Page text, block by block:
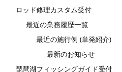
ロッド修理カスタム受付
最近の業務履歴一覧
最近の施行例 (単発紹介)
最新のお知らせ
琵琶湖フィッシングガイド受付